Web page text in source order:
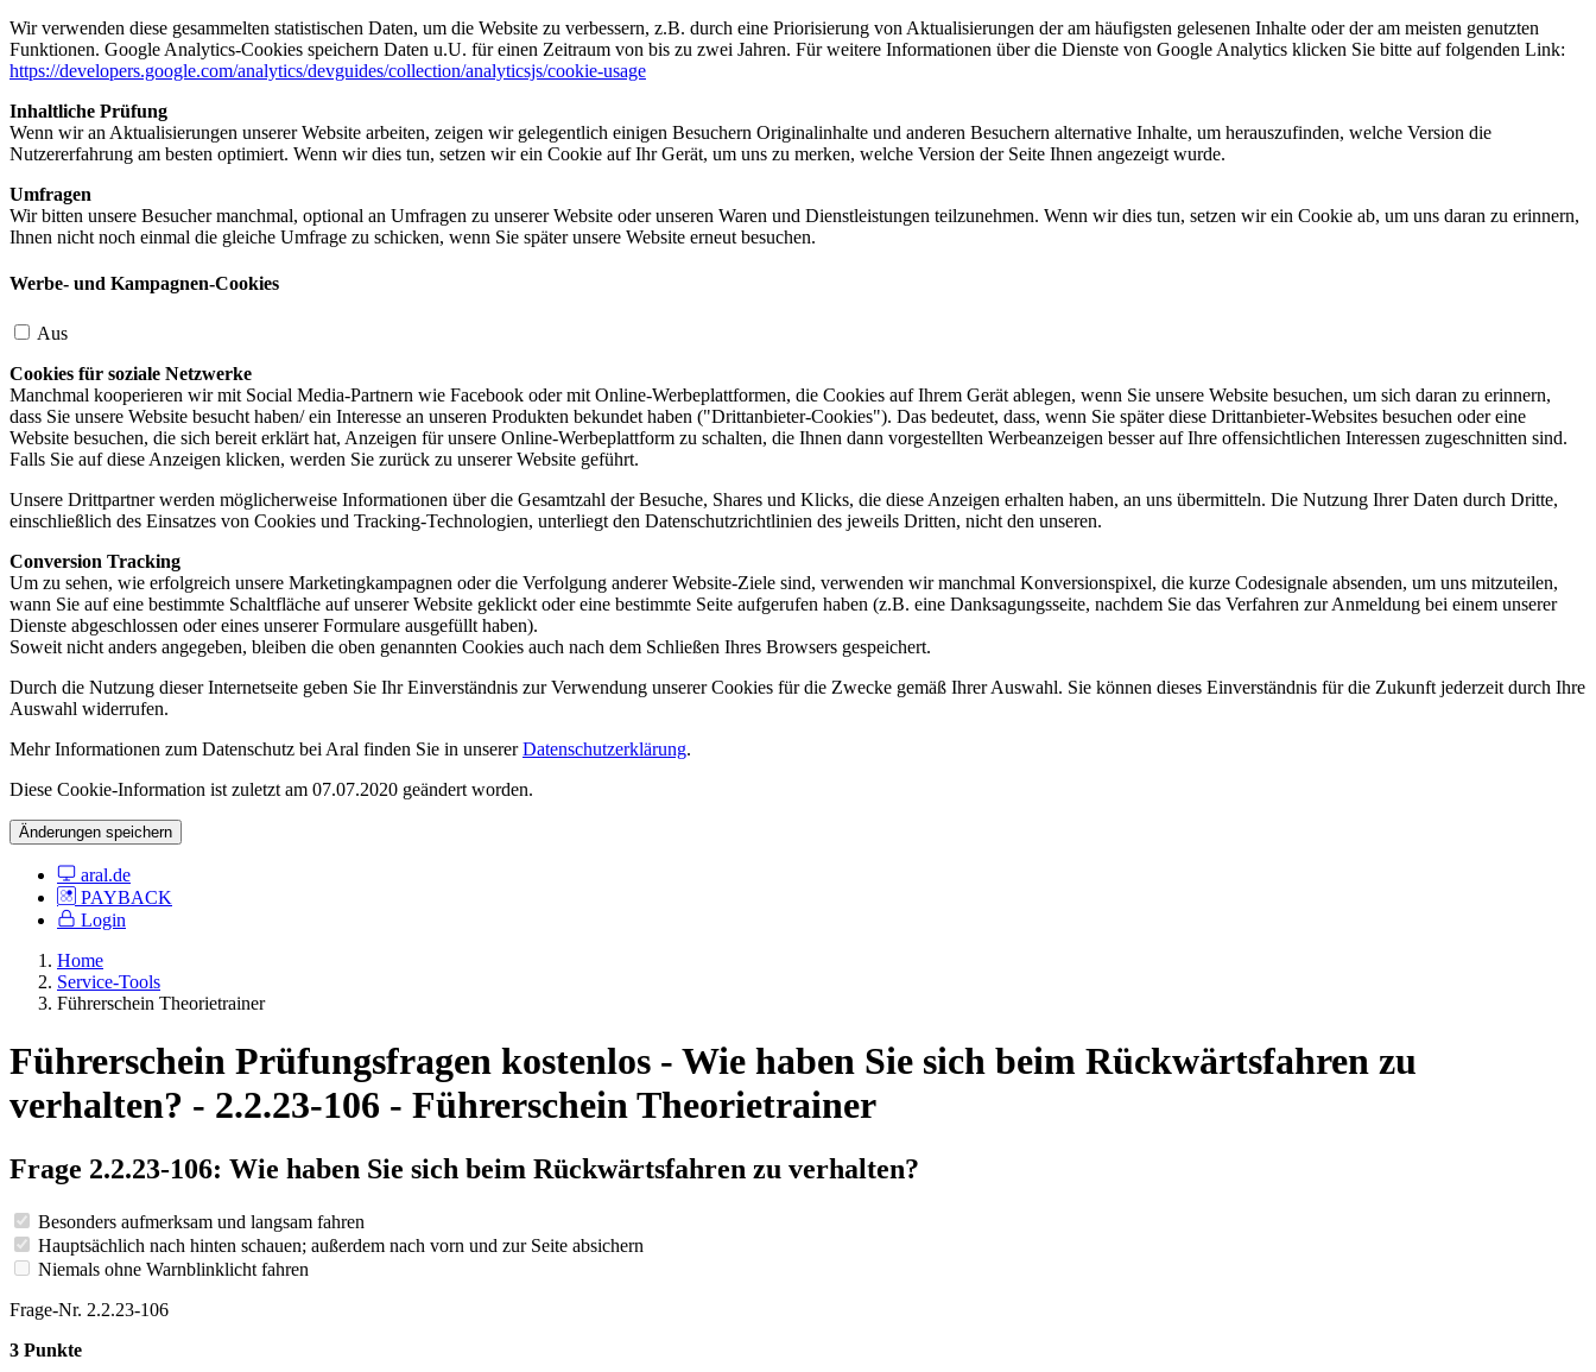
Wir verwenden diese gesammelten statistischen Daten, um die Website zu verbessern, z.B. durch eine Priorisierung von Aktualisierungen der am häufigsten gelesenen Inhalte oder der am meisten genutzten
Funktionen. Google Analytics-Cookies speichern Daten u.U. für einen Zeitraum von bis zu zwei Jahren. Für weitere Informationen über die Dienste von Google Analytics klicken Sie bitte auf folgenden Link:
https://developers.google.com/analytics/devguides/collection/analyticsjs/cookie-usage
Inhaltliche Prüfung
Wenn wir an Aktualisierungen unserer Website arbeiten, zeigen wir gelegentlich einigen Besuchern Originalinhalte und anderen Besuchern alternative Inhalte, um herauszufinden, welche Version die
Nutzererfahrung am besten optimiert. Wenn wir dies tun, setzen wir ein Cookie auf Ihr Gerät, um uns zu merken, welche Version der Seite Ihnen angezeigt wurde.
Umfragen
Wir bitten unsere Besucher manchmal, optional an Umfragen zu unserer Website oder unseren Waren und Dienstleistungen teilzunehmen. Wenn wir dies tun, setzen wir ein Cookie ab, um uns daran zu erinnern,
Ihnen nicht noch einmal die gleiche Umfrage zu schicken, wenn Sie später unsere Website erneut besuchen.
Werbe- und Kampagnen-Cookies
Aus
Cookies für soziale Netzwerke
Manchmal kooperieren wir mit Social Media-Partnern wie Facebook oder mit Online-Werbeplattformen, die Cookies auf Ihrem Gerät ablegen, wenn Sie unsere Website besuchen, um sich daran zu erinnern,
dass Sie unsere Website besucht haben/ ein Interesse an unseren Produkten bekundet haben ("Drittanbieter-Cookies"). Das bedeutet, dass, wenn Sie später diese Drittanbieter-Websites besuchen oder eine
Website besuchen, die sich bereit erklärt hat, Anzeigen für unsere Online-Werbeplattform zu schalten, die Ihnen dann vorgestellten Werbeanzeigen besser auf Ihre offensichtlichen Interessen zugeschnitten sind.
Falls Sie auf diese Anzeigen klicken, werden Sie zurück zu unserer Website geführt.
Unsere Drittpartner werden möglicherweise Informationen über die Gesamtzahl der Besuche, Shares und Klicks, die diese Anzeigen erhalten haben, an uns übermitteln. Die Nutzung Ihrer Daten durch Dritte,
einschließlich des Einsatzes von Cookies und Tracking-Technologien, unterliegt den Datenschutzrichtlinien des jeweils Dritten, nicht den unseren.
Conversion Tracking
Um zu sehen, wie erfolgreich unsere Marketingkampagnen oder die Verfolgung anderer Website-Ziele sind, verwenden wir manchmal Konversionspixel, die kurze Codesignale absenden, um uns mitzuteilen,
wann Sie auf eine bestimmte Schaltfläche auf unserer Website geklickt oder eine bestimmte Seite aufgerufen haben (z.B. eine Danksagungsseite, nachdem Sie das Verfahren zur Anmeldung bei einem unserer
Dienste abgeschlossen oder eines unserer Formulare ausgefüllt haben).
Soweit nicht anders angegeben, bleiben die oben genannten Cookies auch nach dem Schließen Ihres Browsers gespeichert.
Durch die Nutzung dieser Internetseite geben Sie Ihr Einverständnis zur Verwendung unserer Cookies für die Zwecke gemäß Ihrer Auswahl. Sie können dieses Einverständnis für die Zukunft jederzeit durch Ihre
Auswahl widerrufen.
Mehr Informationen zum Datenschutz bei Aral finden Sie in unsererDatenschutzerklärung.
Diese Cookie-Information ist zuletzt am 07.07.2020 geändert worden.
Änderungen speichern
aral.de
PAYBACK
Login
Home
Service-Tools
Führerschein Theorietrainer
Führerschein Prüfungsfragen kostenlos - Wie haben Sie sich beim Rückwärtsfahren zu
verhalten? - 2.2.23-106 - Führerschein Theorietrainer
Frage 2.2.23-106: Wie haben Sie sich beim Rückwärtsfahren zu verhalten?
Besonders aufmerksam und langsam fahren
Hauptsächlich nach hinten schauen; außerdem nach vorn und zur Seite absichern
Niemals ohne Warnblinklicht fahren
Frage-Nr. 2.2.23-106
3 Punkte